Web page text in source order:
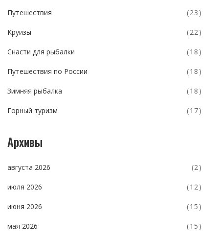
Путешествия (23)
Круизы (22)
Снасти для рыбалки (18)
Путешествия по России (18)
Зимняя рыбалка (18)
Горный туризм (17)
Архивы
августа 2026 (2)
июля 2026 (12)
июня 2026 (15)
мая 2026 (15)